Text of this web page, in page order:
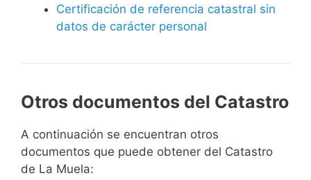
Certificación de referencia catastral sin
datos de carácter personal
Otros documentos del Catastro
A continuación se encuentran otros
documentos que puede obtener del Catastro
de La Muela: